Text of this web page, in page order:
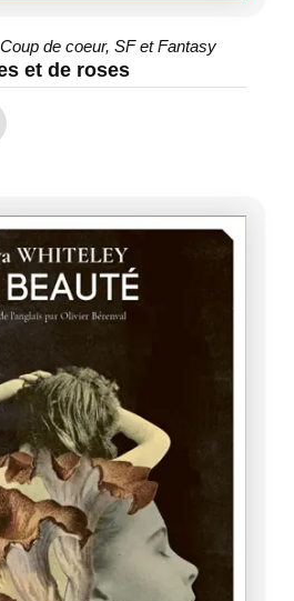
Coup de coeur, SF et Fantasy
et de roses